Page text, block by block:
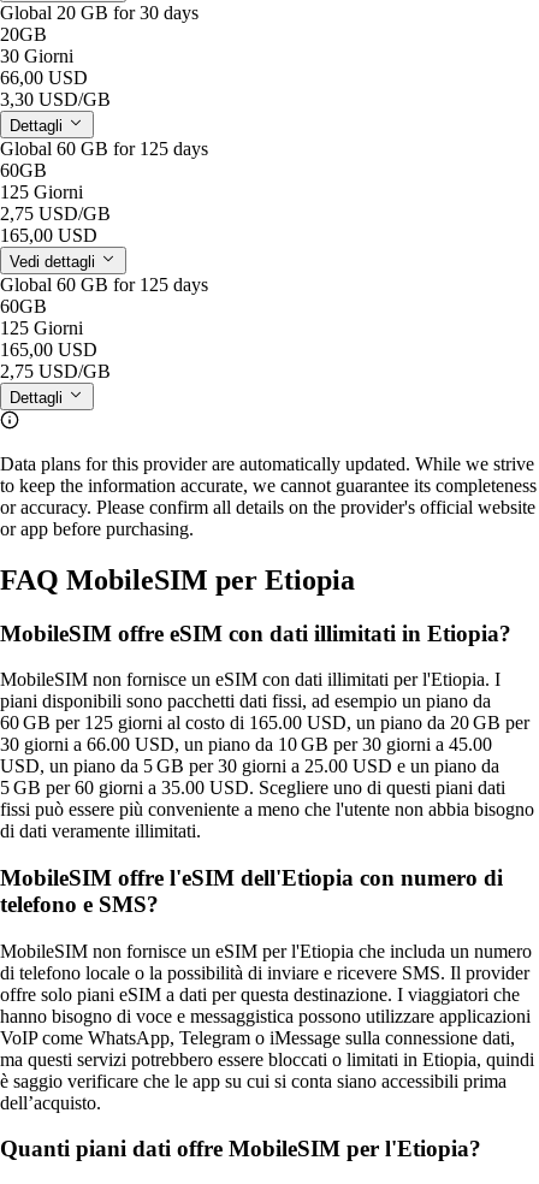
Global 20 GB for 30 days
20GB
30 Giorni
66,00 USD
3,30 USD/GB
Dettagli
Global 60 GB for 125 days
60GB
125 Giorni
2,75 USD/GB
165,00 USD
Vedi dettagli
Global 60 GB for 125 days
60GB
125 Giorni
165,00 USD
2,75 USD/GB
Dettagli
Data plans for this provider are automatically updated. While we strive
to keep the information accurate, we cannot guarantee its completeness
or accuracy. Please confirm all details on the provider's official website
or app before purchasing.
FAQ MobileSIM per Etiopia
MobileSIM offre eSIM con dati illimitati in Etiopia?
MobileSIM non fornisce un eSIM con dati illimitati per l'Etiopia. I
piani disponibili sono pacchetti dati fissi, ad esempio un piano da
60 GB per 125 giorni al costo di 165.00 USD, un piano da 20 GB per
30 giorni a 66.00 USD, un piano da 10 GB per 30 giorni a 45.00
USD, un piano da 5 GB per 30 giorni a 25.00 USD e un piano da
5 GB per 60 giorni a 35.00 USD. Scegliere uno di questi piani dati
fissi può essere più conveniente a meno che l'utente non abbia bisogno
di dati veramente illimitati.
MobileSIM offre l'eSIM dell'Etiopia con numero di
telefono e SMS?
MobileSIM non fornisce un eSIM per l'Etiopia che includa un numero
di telefono locale o la possibilità di inviare e ricevere SMS. Il provider
offre solo piani eSIM a dati per questa destinazione. I viaggiatori che
hanno bisogno di voce e messaggistica possono utilizzare applicazioni
VoIP come WhatsApp, Telegram o iMessage sulla connessione dati,
ma questi servizi potrebbero essere bloccati o limitati in Etiopia, quindi
è saggio verificare che le app su cui si conta siano accessibili prima
dell’acquisto.
Quanti piani dati offre MobileSIM per l'Etiopia?